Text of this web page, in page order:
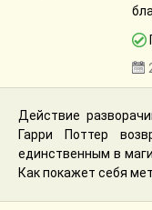
Действие
Гарри Поттер
единственным в
Как покажет себя